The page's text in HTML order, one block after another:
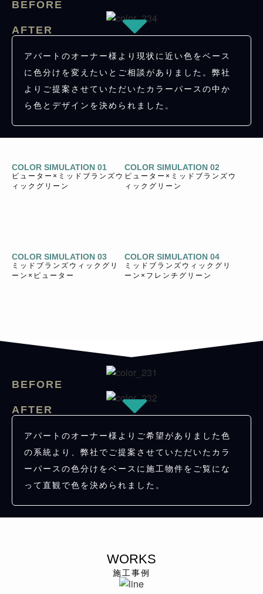
BEFORE
AFTER
アパートのオーナー様より現状に近い色をベース
に色分けを変えたいとご相談がありました。弊社
よりご提案させていただいたカラーパースの中か
ら色とデザインを決められました。
COLOR SIMULATION 01
ピューター×ミッドブランズウ
ィックグリーン
COLOR SIMULATION 02
ピューター×ミッドブランズウ
ィックグリーン
COLOR SIMULATION 03
ミッドブランズウィックグリ
ーン×ピューター
COLOR SIMULATION 04
ミッドブランズウィックグリ
ーン×フレンチグリーン
BEFORE
AFTER
アパートのオーナー様よりご希望がありました色
の系統より、弊社でご提案させていただいたカラ
ーパースの色分けをベースに施工物件をご覧にな
って直観で色を決められました。
WORKS
施工事例